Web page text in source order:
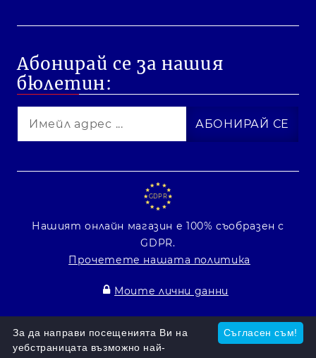
Абонирай се за нашия
бюлетин:
GDPR
Нашият онлайн магазин е 100% съобразен с
GDPR.
Прочетете нашата политика
Моите лични данни
Онлайн магазин от SELITON
Съгласен съм!
За да направи посещенията Ви на
уебстраницата възможно най-